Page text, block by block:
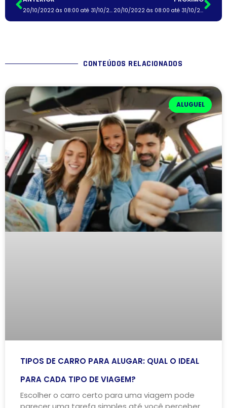
20/10/2022 às 08:00 até 31/10/2022 às 08:00 20/10/2022 às 08:00 até 31/10/2022 às 08:00
CONTEÚDOS RELACIONADOS
ALUGUEL
TIPOS DE CARRO PARA ALUGAR: QUAL O IDEAL
PARA CADA TIPO DE VIAGEM?
Escolher o carro certo para uma viagem pode